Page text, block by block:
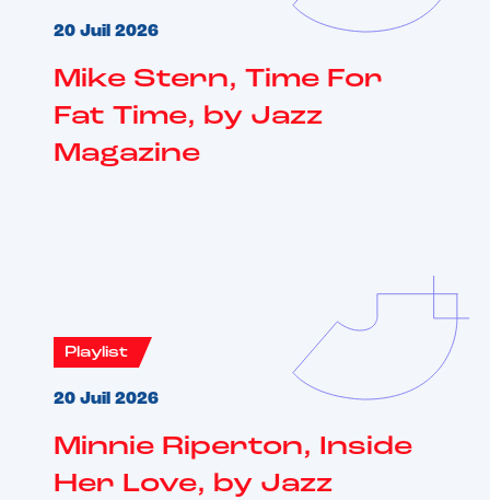
20 Juil 2026
Mike Stern, Time For
Fat Time, by Jazz
Magazine
Playlist
20 Juil 2026
Minnie Riperton, Inside
Her Love, by Jazz